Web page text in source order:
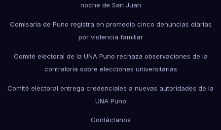
noche de San Juan
Comisaría de Puno registra en promedio cinco denuncias diarias
por violencia familiar
Comité electoral de la UNA Puno rechaza observaciones de la
contraloría sobre elecciones universitarias
Comité electoral entrega credenciales a nuevas autoridades de la
UNA Puno
Contáctanos